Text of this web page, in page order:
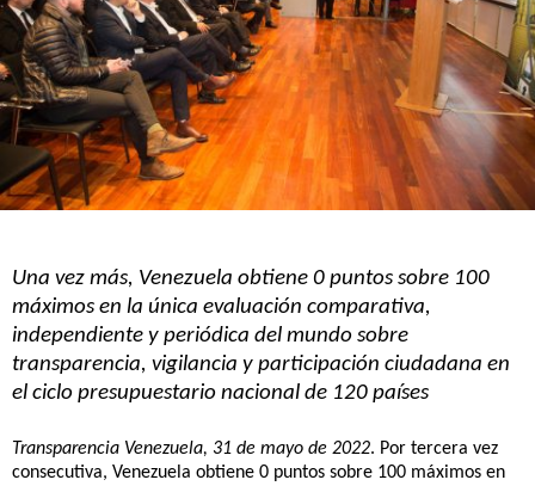
Una vez más, Venezuela obtiene 0 puntos sobre 100
máximos en la única evaluación comparativa,
independiente y periódica del mundo sobre
transparencia, vigilancia y participación ciudadana en
el ciclo presupuestario nacional de 120 países
Transparencia Venezuela, 31 de mayo de 2022. Por tercera vez
consecutiva, Venezuela obtiene 0 puntos sobre 100 máximos en